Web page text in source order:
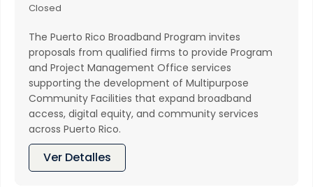
Closed
The Puerto Rico Broadband Program invites
proposals from qualified firms to provide Program
and Project Management Office services
supporting the development of Multipurpose
Community Facilities that expand broadband
access, digital equity, and community services
across Puerto Rico.
Ver Detalles